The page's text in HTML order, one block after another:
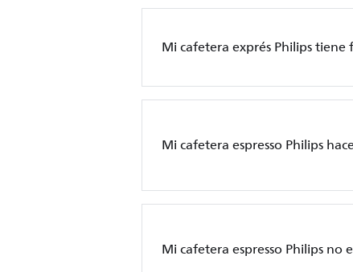
Mi cafetera exprés Philips tiene
Mi cafetera espresso Philips
Mi cafetera espresso Philips no